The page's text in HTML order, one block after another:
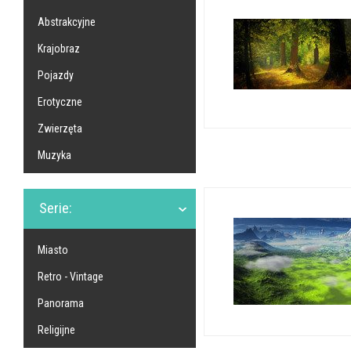
Abstrakcyjne
Krajobraz
Pojazdy
Erotyczne
Zwierzęta
Muzyka
Serie:
Miasto
Retro - Vintage
Panorama
Religijne